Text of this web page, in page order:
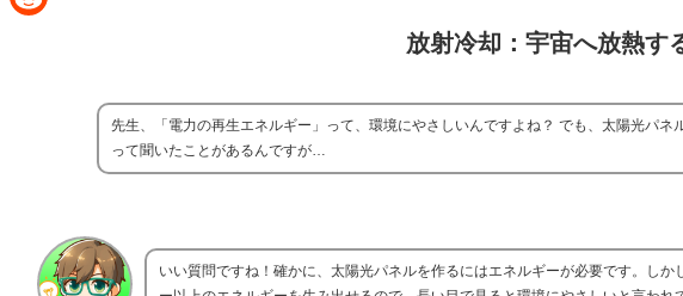
放射冷却：宇宙へ放熱す
先生、「電力の再生エネルギー」って、環境にやさしいんですよね？ でも、太陽光パネ
って聞いたことがあるんですが…
いい質問ですね！確かに、太陽光パネルを作るにはエネルギーが必要です。し
c